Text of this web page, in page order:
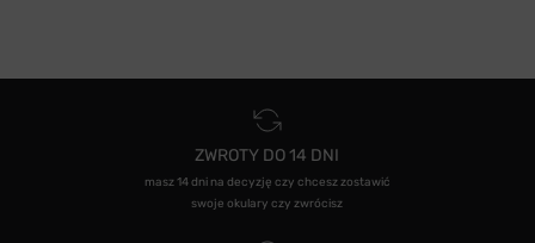
ZWROTY DO 14 DNI
masz 14 dni na decyzję czy chcesz zostawić
swoje okulary czy zwrócisz